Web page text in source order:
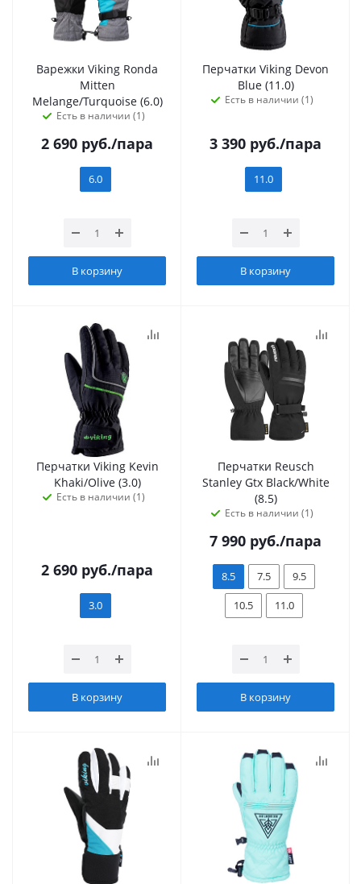
Варежки Viking Ronda
Mitten
Melange/Turquoise (6.0)
Есть в наличии (1)
2 690 руб./пара
6.0
В корзину
Перчатки Viking Devon
Blue (11.0)
Есть в наличии (1)
3 390 руб./пара
11.0
В корзину
Перчатки Viking Kevin
Khaki/Olive (3.0)
Есть в наличии (1)
2 690 руб./пара
3.0
В корзину
Перчатки Reusch
Stanley Gtx Black/White
(8.5)
Есть в наличии (1)
7 990 руб./пара
8.5 7.5
9.5
10.5
11.0
В корзину